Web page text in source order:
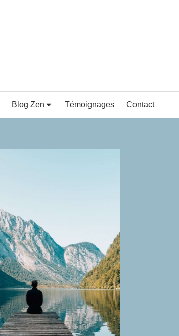
Blog Zen Témoignages Contact